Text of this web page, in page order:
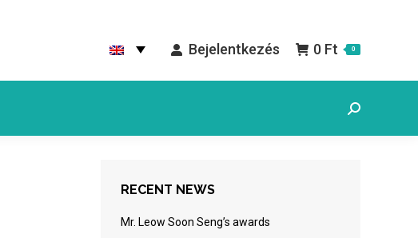
Bejelentkezés 0 Ft 0
Search:
RECENT NEWS
Mr. Leow Soon Seng’s awards